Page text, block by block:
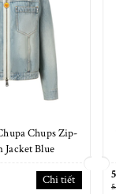
Chups Zip-
Jacket Blue
Chi tiết